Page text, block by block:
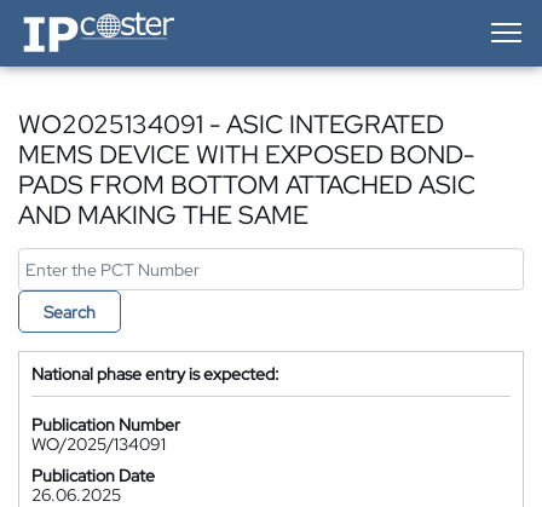
IP-Coster — Home
WO2025134091 - ASIC INTEGRATED
MEMS DEVICE WITH EXPOSED BOND-
PADS FROM BOTTOM ATTACHED ASIC
AND MAKING THE SAME
Search
National phase entry is expected:
Publication Number
WO/2025/134091
Publication Date
26.06.2025